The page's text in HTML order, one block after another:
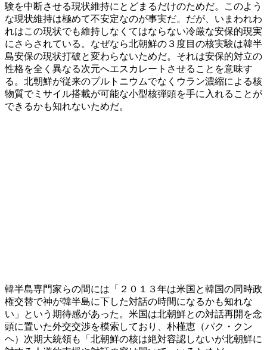
験を中断させる現状維持にとどまるだけのためだ。このよう
な現状維持は極めて不安定なのが事実だ。だが、いまわれわ
れはこの現状でも維持しなくてはならない冷厳な安保的現実
にさらされている。なぜなら北朝鮮の３度目の核実験は韓半
島安保の現状打破と変わらないためだ。それは安保的対立の
性格を全く異なる次元へエスカレートさせることを意味す
る。北朝鮮が従来のプルトニウムでなくウラン濃縮による核
物質でミサイル搭載が可能な小型核弾頭を手に入れることが
できるかも知れないためだ。
韓半島専門家らの間には「２０１３年は米国と韓国の同時政
権交替で神が韓半島に下した対話の時間になるかも知れな
い」という期待感があった。米国は北朝鮮との対話再開を念
頭に置いた外交交渉を模索しており、朴槿恵（パク・クン
ヘ）次期大統領も「北朝鮮の核は絶対容認しないが北朝鮮に